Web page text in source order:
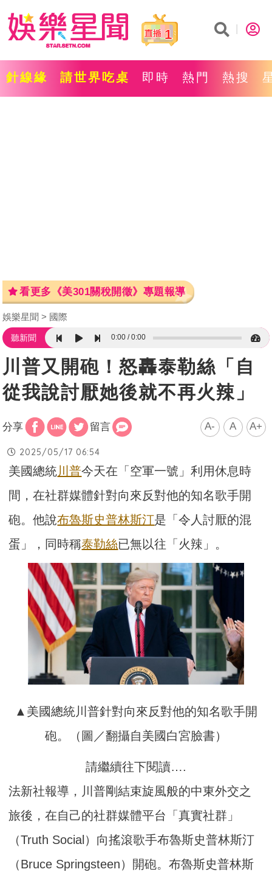
1
針線緣 請世界吃桌 即時 熱門 熱搜
看更多《美301關稅開徵》專題報導
娛樂星聞 國際
聽新聞 0:00 0:00
川普又開砲！怒轟泰勒絲「自
從我說討厭她後就不再火辣」
分享 留言 A- A A+
2025/05/17 06:54
美國總統川普今天在「空軍一號」利用休息時
間，在社群媒體針對向來反對他的知名歌手開
砲。他說布魯斯史普林斯汀是「令人討厭的混
蛋」，同時稱泰勒絲已無以往「火辣」。
▲美國總統川普針對向來反對他的知名歌手開
砲。（圖／翻攝自美國白宮臉書）
請繼續往下閱讀….
法新社報導，川普剛結束旋風般的中東外交之
旅後，在自己的社群媒體平台「真實社群」
（Truth Social）向搖滾歌手布魯斯史普林斯汀
（Bruce Springsteen）開砲。布魯斯史普林斯